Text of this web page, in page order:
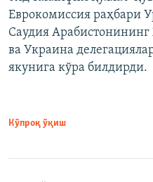
Еврокомиссия раҳбари
Саудия
ва Украина
якунига кўра билдирди.
Кўпроқ ўқиш